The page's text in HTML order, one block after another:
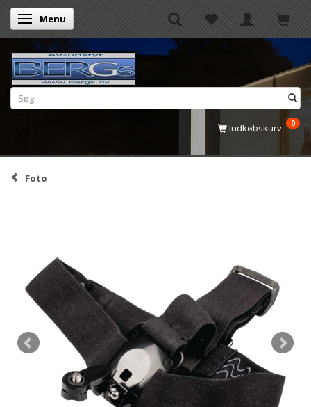
Skifte navigation
Menu
Indkøbskurv 0
Foto